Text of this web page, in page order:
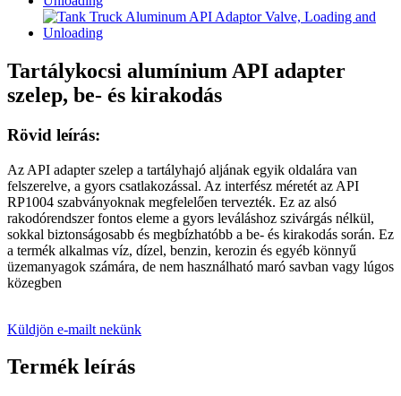
Tartálykocsi alumínium API adapter
szelep, be- és kirakodás
Rövid leírás:
Az API adapter szelep a tartályhajó aljának egyik oldalára van
felszerelve, a gyors csatlakozással. Az interfész méretét az API
RP1004 szabványoknak megfelelően tervezték. Ez az alsó
rakodórendszer fontos eleme a gyors leváláshoz szivárgás nélkül,
sokkal biztonságosabb és megbízhatóbb a be- és kirakodás során. Ez
a termék alkalmas víz, dízel, benzin, kerozin és egyéb könnyű
üzemanyagok számára, de nem használható maró savban vagy lúgos
közegben
Küldjön e-mailt nekünk
Termék leírás